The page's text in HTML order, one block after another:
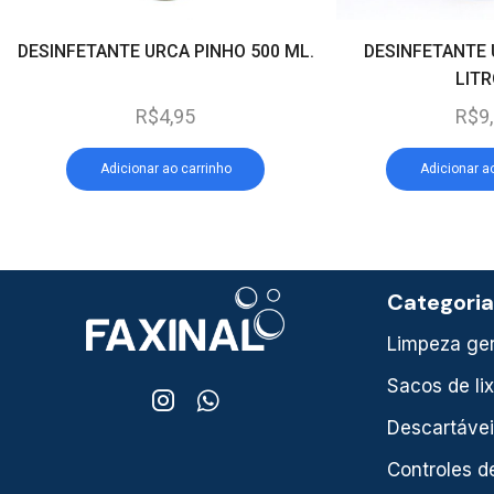
DESINFETANTE URCA PINHO 500 ML.
R$4,95
Adicionar ao carrinho
DESINFETANTE
R$
Adicionar
Limpeza
Sacos de
Controles